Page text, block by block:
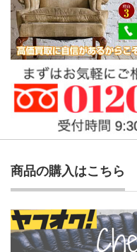
商品の購入はこちら